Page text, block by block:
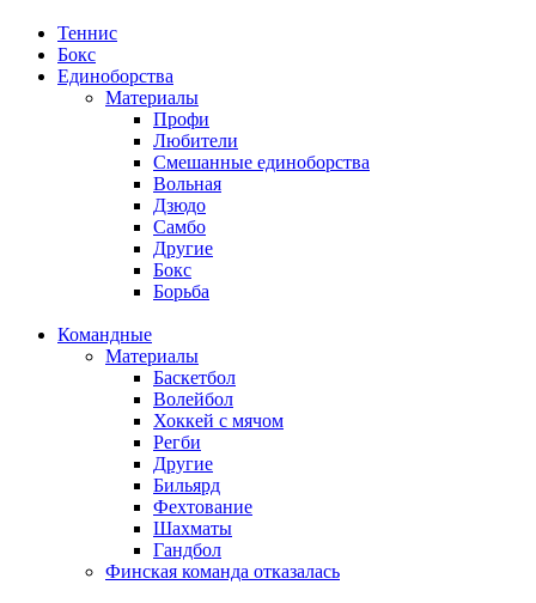
Теннис
Бокс
Единоборства
Материалы
Профи
Любители
Смешанные единоборства
Вольная
Дзюдо
Самбо
Другие
Бокс
Борьба
Командные
Материалы
Баскетбол
Волейбол
Хоккей с мячом
Регби
Другие
Бильярд
Фехтование
Шахматы
Гандбол
Финская команда отказалась